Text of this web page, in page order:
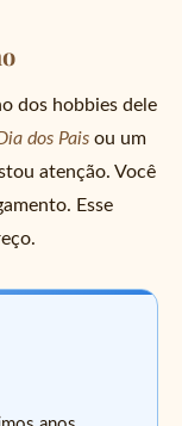
dos hobbies dele
dos Pais ou um
atenção. Você
Esse